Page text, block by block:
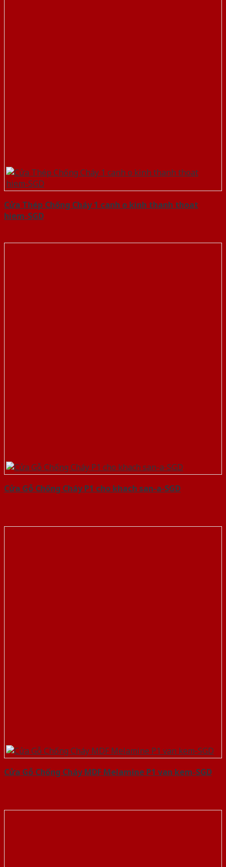
Cửa Thép Chống Cháy 1 canh o kinh thanh thoat
hiem-SGD
Cửa Gỗ Chống Cháy P1 cho khach san-a-SGD
Cửa Gỗ Chống Cháy MDF Melamine P1 van kem-SGD